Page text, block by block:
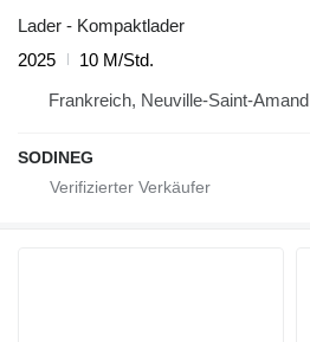
Lader - Kompaktlader
2025
10 M/Std.
Frankreich, Neuville-Saint-Amand
SODINEG